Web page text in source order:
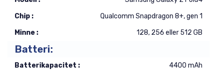
Chip :
Qualcomm Snapdragon 8+, gen 1
Minne :
128, 256 eller 512 GB
Batteri:
Batterikapacitet :
4400 mAh